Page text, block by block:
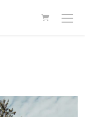
WARENKORB